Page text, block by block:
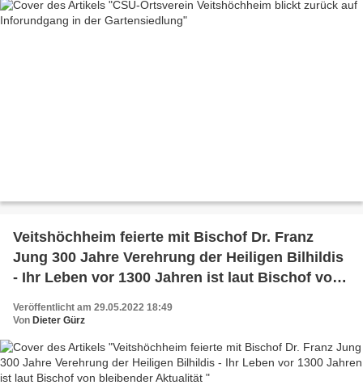
Veitshöchheim feierte mit Bischof Dr. Franz
Jung 300 Jahre Verehrung der Heiligen Bilhildis
- Ihr Leben vor 1300 Jahren ist laut Bischof von
Veröffentlicht am 29.05.2022 18:49
Von Dieter Gürz